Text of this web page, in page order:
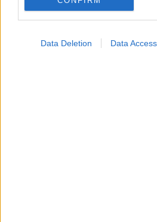
Data Deletion Data Access
προσθέτει 13 χρόνια χωρίς